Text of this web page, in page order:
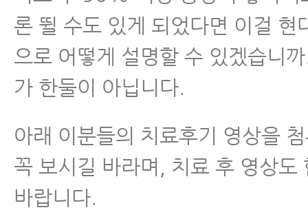
론 뛸 수도 있게 되었다면 이걸 현
으로 어떻게 설명할 수 있겠습니
가 한둘이 아닙니다.
아래 이분들의 치료후기 영상을
꼭 보시길 바라며, 치료 후 영상도
바랍니다.